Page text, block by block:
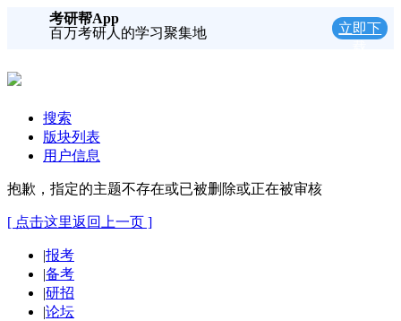
考研帮App
百万考研人的学习聚集地
立即下
搜索
版块列表
用户信息
抱歉，指定的主题不存在或已被删除或正在被审核
[ 点击这里返回上一页 ]
|报考
|备考
|研招
|论坛